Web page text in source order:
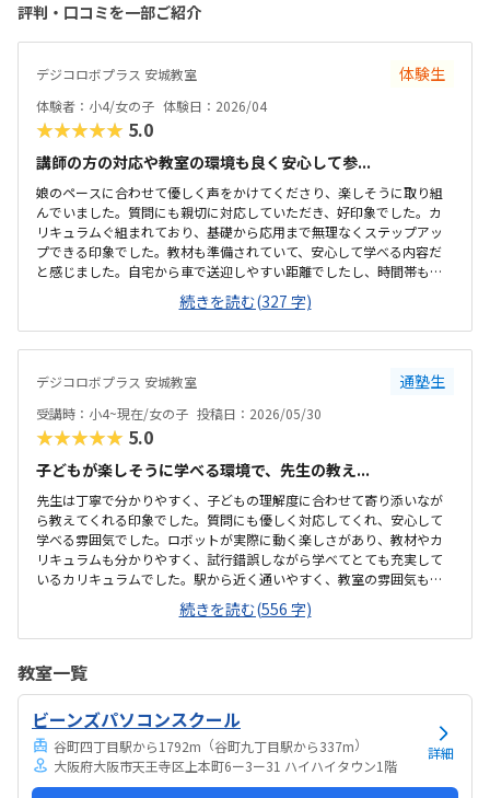
評判・口コミを一部ご紹介
デジコロボプラス 安城教室 体験生
体験者：小4/女の子 体験日：2026/04
★★★★★ 5.0
講師の方の対応や教室の環境も良く安心して参...
娘のペースに合わせて優しく声をかけてくださり、楽しそうに取り組
んでいました。質問にも親切に対応していただき、好印象でした。カ
リキュラムぐ組まれており、基礎から応用まで無理なくステップアッ
プできる印象でした。教材も準備されていて、安心して学べる内容だ
と感じました。自宅から車で送迎しやすい距離でしたし、時間帯も無
理なく通える範囲で、安心して続けられそうです。教材がきちんと整
備されており学習に集中できる環境だと感じました。教室全体の雰囲
気も明るく初めてでも入りやすかったです。ロボット教材や指導の質
を踏まえると料金は適切だと思います。。内容に見合った価格だと感
気づくりがされていると感じました。
続きを読む(327 字)
デジコロボプラス 安城教室 通塾生
受講時：小4~現在/女の子 投稿日：2026/05/30
★★★★★ 5.0
子どもが楽しそうに学べる環境で、先生の教え...
先生は丁寧で分かりやすく、子どもの理解度に合わせて寄り添いなが
ら教えてくれる印象でした。質問にも優しく対応してくれ、安心して
学べる雰囲気でした。ロボットが実際に動く楽しさがあり、教材やカ
リキュラムも分かりやすく、試行錯誤しながら学べてとても充実して
いるカリキュラムでした。駅から近く通いやすく、教室の雰囲気も明
るく安心して通えました。教室は明るく学びやすい雰囲気でしたが、
共同のトイレが和式のみしかなく、娘が和式トイレを使えないため設
備面がもう少し配慮されていると安心して通えると感じました。料金
ラムやサポート面を考えると納得できる価格で、安心して続けられる
と感じました。教室は明るく安心でき、子どもが楽しそうに取り組む
姿が親として嬉しかったです。特にロボットが動いた瞬間の笑顔が印
象的で、意欲的に学べる環境だと感じました。教室自体...
続きを読む(556 字)
教室一覧
ビーンズパソコンスクール
谷町四丁目駅から1792m （谷町九丁目駅から337m）
大阪府大阪市天王寺区上本町6ー3ー31 ハイハイタウン1階
詳細